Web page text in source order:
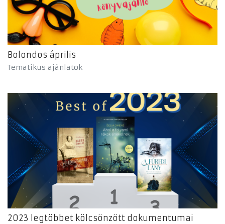
Bolondos április
Tematikus ajánlatok
2023 legtöbbet kölcsönzött dokumentumai